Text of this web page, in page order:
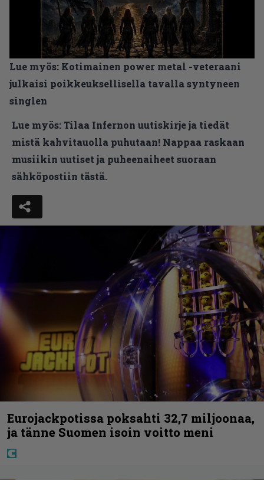
Lue myös: Kotimainen power metal -veteraani
julkaisi poikkeuksellisella tavalla syntyneen
singlen
Lue myös:Tilaa Infernon uutiskirje ja tiedät
mistä kahvitauolla puhutaan! Nappaa raskaan
musiikin uutiset ja puheenaiheet suoraan
sähköpostiin tästä.
Eurojackpotissa poksahti 32,7 miljoonaa,
ja tänne Suomen isoin voitto meni